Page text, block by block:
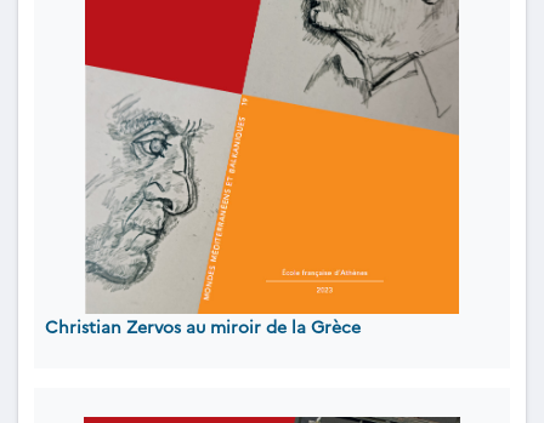
Christian Zervos au miroir de la Grèce